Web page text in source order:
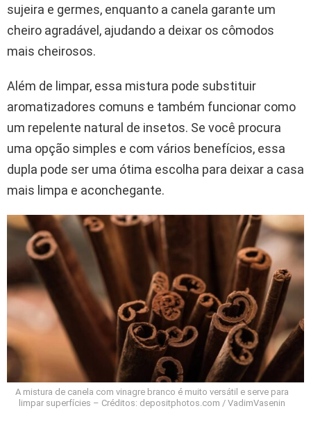
sujeira e germes, enquanto a canela garante um
cheiro agradável, ajudando a deixar os cômodos
mais cheirosos.
Além de limpar, essa mistura pode substituir
aromatizadores comuns e também funcionar como
um repelente natural de insetos. Se você procura
uma opção simples e com vários benefícios, essa
dupla pode ser uma ótima escolha para deixar a casa
mais limpa e aconchegante.
A mistura de canela com vinagre branco é muito versátil e serve para
limpar superfícies – Créditos: depositphotos.com / VadimVasenin